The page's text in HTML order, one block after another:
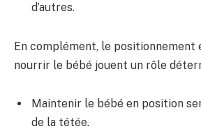
d’autres.
En complément, le positionnement
nourrir le bébé jouent un rôle
Maintenir le bébé en position
de la tétée.